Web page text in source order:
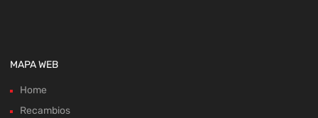
MAPA WEB
Home
Recambios